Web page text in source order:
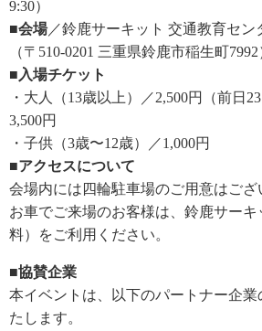
9:30）
■会場／鈴鹿サーキット 交通教育セン
（〒510-0201 三重県鈴鹿市稲生町7992
■入場チケット
・大人（13歳以上）／2,500円（前日
3,500円
・子供（3歳〜12歳）／1,000円
■アクセスについて
会場内には四輪駐車場のご用意はござ
お車でご来場のお客様は、鈴鹿サー
料）をご利用ください。
■協賛企業
本イベントは、以下のパートナー企
たします。